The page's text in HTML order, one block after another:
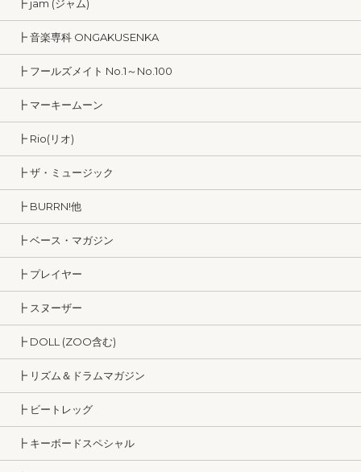
┣ jam (ジャム)
┣ 音楽専科 ONGAKUSENKA
┣ フールズメイト No.1～No.100
┣ マーキームーン
┣ Rio(リオ)
┣ ザ・ミュージック
┣ BURRN!他
┣ ベース・マガジン
┣ プレイヤー
┣ スヌーザー
┣ DOLL (ZOO含む)
┣ リズム＆ドラムマガジン
┣ ビートレッグ
┣ キーボードスペシャル